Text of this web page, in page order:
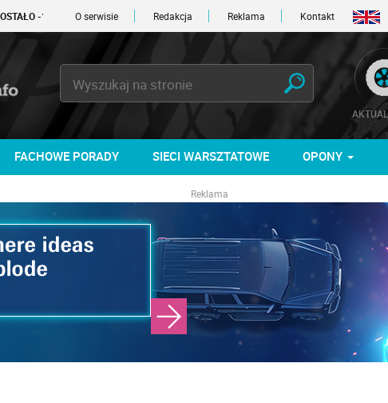
O serwisie Redakcja Reklama Kontakt
FACHOWE PORADY SIECI WARSZTATOWE OPONY
Reklama